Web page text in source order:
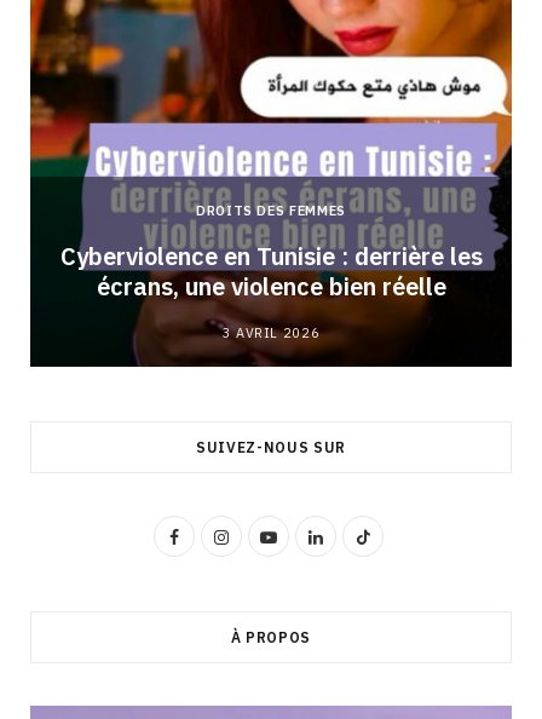
DROITS DES FEMMES
Cyberviolence en Tunisie : derrière les
écrans, une violence bien réelle
3 AVRIL 2026
SUIVEZ-NOUS SUR
F
b
I
a
Y
u
L
e
T
o
À PROPOS